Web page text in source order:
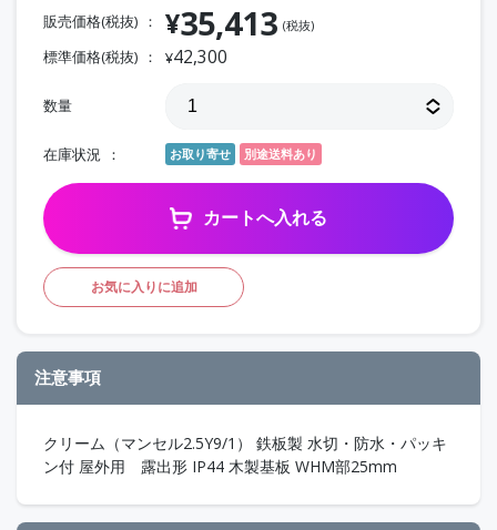
販売価格(税抜) ¥35,413 (税抜)
標準価格(税抜) ¥42,300
数量
在庫状況 お取り寄せ 別途送料あり
カートへ入れる
お気に入りに追加
注意事項
クリーム（マンセル2.5Y9/1） 鉄板製 水切・防水・パッキ
ン付 屋外用 露出形 IP44 木製基板 WHM部25mm